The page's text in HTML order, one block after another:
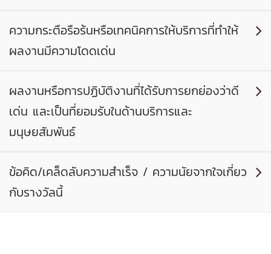
ความกระตือรือร้นหรือเทคนิคการให้บริการที่ทำให้
ผลงานมีความโดดเด่น

ผลงานหรือการปฏิบัติงานที่ได้รับการยกย่องว่าดี
เด่น และเป็นที่ยอมรับในด้านบริการและ
มนุษยสัมพันธ์

ข้อคิด/เคล็ดลับความสำเร็จ / ความนัยจากใจเกี่ยว
กับรางวัลนี้
